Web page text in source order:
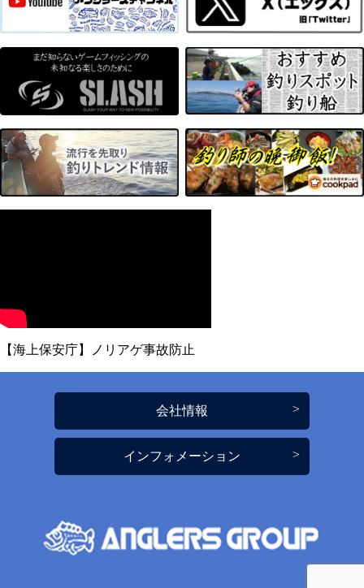
【海上保安庁】ノリアゲ事故防止
会社情報
インフォメーション